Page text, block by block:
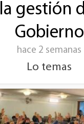
la gestión
Gobierno
hace 2 semanas
Lo temas